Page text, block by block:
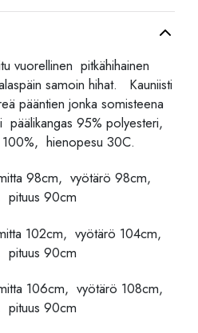
vuorellinen pitkähihainen
samoin hihat. Kauniisti
pääntien jonka somisteena
päälikangas 95% polyesteri,
100%, hienopesu 30C.
98cm, vyötärö 98cm,
pituus 90cm
102cm, vyötärö 104cm,
pituus 90cm
106cm, vyötärö 108cm,
pituus 90cm